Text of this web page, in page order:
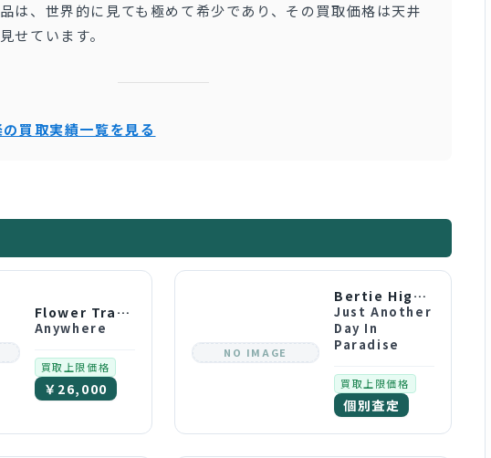
は、世界的に見ても極めて希少であり、その買取価格は天井
せています。
買取実績一覧を見る
Flower Travellin' Band
Anywhere
買取上限価格
￥26,000
NO IMAGE
Bertie Higgins
Just Another
Day In
Paradise
買取上限価格
個別査定